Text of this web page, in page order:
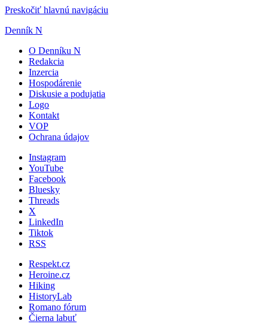
Preskočiť hlavnú navigáciu
Denník N
O Denníku N
Redakcia
Inzercia
Hospodárenie
Diskusie a podujatia
Logo
Kontakt
VOP
Ochrana údajov
Instagram
YouTube
Facebook
Bluesky
Threads
X
LinkedIn
Tiktok
RSS
Respekt.cz
Heroine.cz
Hiking
HistoryLab
Romano fórum
Čierna labuť